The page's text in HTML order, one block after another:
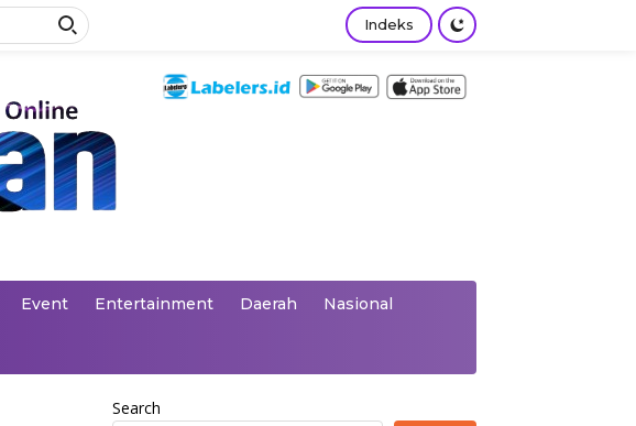
Indeks
Event Entertainment Daerah Nasional
Search